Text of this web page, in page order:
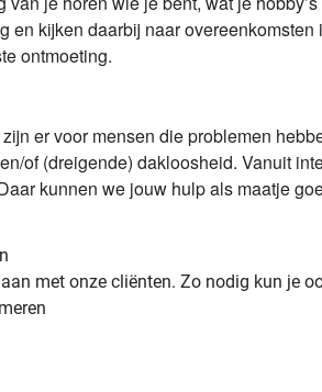
kijken daarbij naar overeenkomsten
ontmoeting.
er voor mensen die problemen
of (dreigende) dakloosheid. Vanuit
kunnen we jouw hulp als maatje
met onze cliënten. Zo nodig kun je